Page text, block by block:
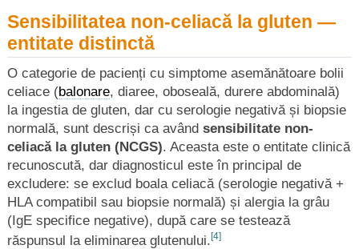
Sensibilitatea non-celiacă la gluten —
entitate distinctă
O categorie de pacienți cu simptome asemănătoare bolii
celiace (balonare, diaree, oboseală, durere abdominală)
la ingestia de gluten, dar cu serologie negativă și biopsie
normală, sunt descriși ca având sensibilitate non-
celiacă la gluten (NCGS). Aceasta este o entitate clinică
recunoscută, dar diagnosticul este în principal de
excludere: se exclud boala celiacă (serologie negativă +
HLA compatibil sau biopsie normală) și alergia la grâu
(IgE specifice negative), după care se testează
răspunsul la eliminarea glutenului.
[4]